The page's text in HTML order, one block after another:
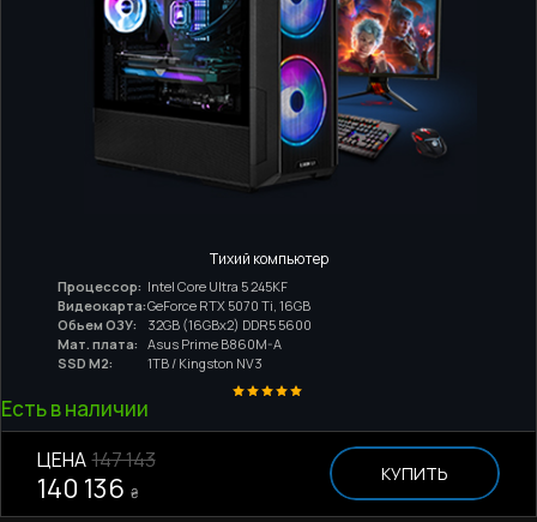
Тихий компьютер
Процессор: Intel Core Ultra 5 245KF
Видеокарта:GeForce RTX 5070 Ti, 16GB
Обьем ОЗУ:
32GB (16GBx2) DDR5 5600
Мат. плата:
Asus Prime B860M-A
SSD M2:
1TB / Kingston NV3
Есть в наличии
ЦЕНА 147 143
140 136 ₴
КУПИТЬ